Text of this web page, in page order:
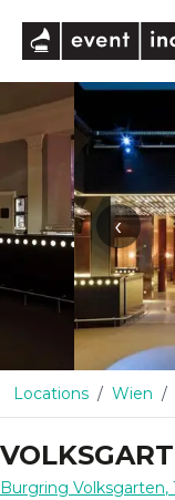
‹
Locations Wien
Burgring Volksgarten,